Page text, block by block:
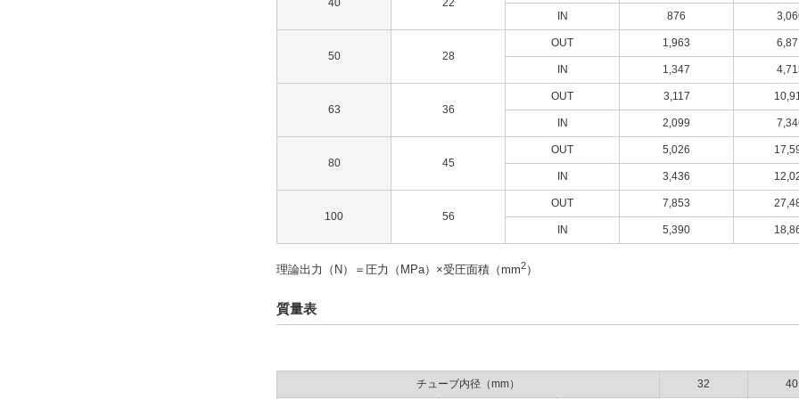
40
22
IN
876
50 28
OUT 1,963
IN 1,347
63 36
OUT 3,117
IN 2,099
80 45
OUT 5,026
IN 3,436
100 56
OUT 7,853
IN 5,390
理論出力（N）＝圧力（MPa）×受圧面積（mm2）
質量表
チューブ内径（mm） 32 40